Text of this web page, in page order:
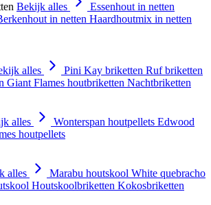
Bekijk alles
Essenhout in netten
in netten Haardhoutmix in netten
alles Pini Kay briketten Ruf briketten
Giant Flames houtbriketten Nachtbriketten
alles Wonterspan houtpellets Edwood
houtpellets
alles Marabu houtskool White quebracho
Houtskoolbriketten Kokosbriketten